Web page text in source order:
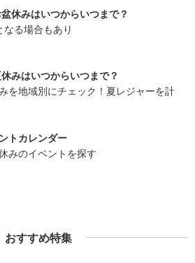
休みはいつからいつまで？
る場合もあり
みはいつからいつまで？
を地域別にチェック！夏レジャーを計
トカレンダー
みのイベントを探す
おすすめ特集